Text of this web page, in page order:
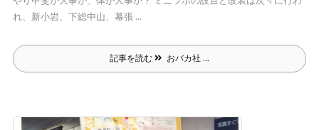
れ、新小岩、下総中山、幕張 ...
記事を読む おバカ社 ...